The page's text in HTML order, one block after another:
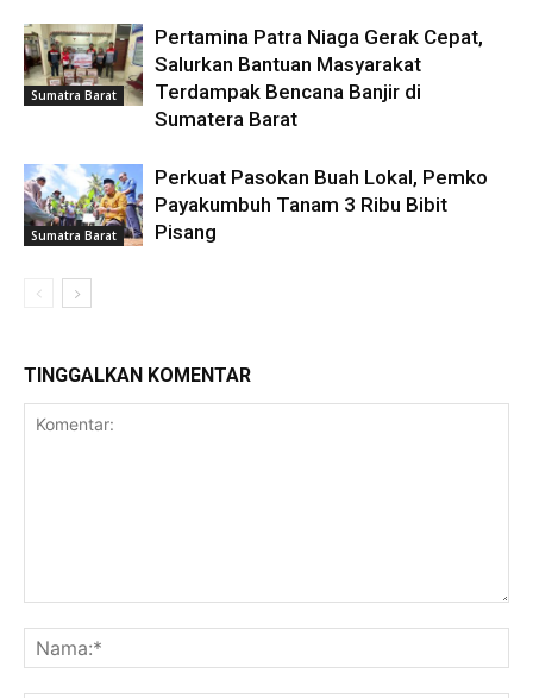
Sumatra Barat
Pertamina Patra Niaga Gerak Cepat,
Salurkan Bantuan Masyarakat
Terdampak Bencana Banjir di
Sumatera Barat
Sumatra Barat
Perkuat Pasokan Buah Lokal, Pemko
Payakumbuh Tanam 3 Ribu Bibit
Pisang
TINGGALKAN KOMENTAR